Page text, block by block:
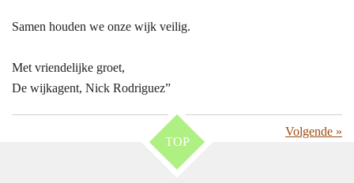
Samen houden we onze wijk veilig.
Met vriendelijke groet,
De wijkagent, Nick Rodriguez”
Volgende »
TOP